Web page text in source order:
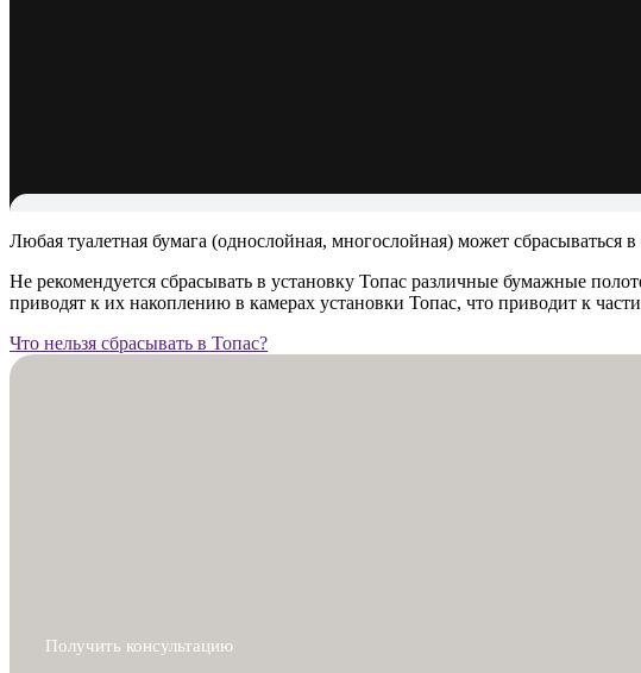
Любая туалетная бумага (однослойная, многослойная) может сбрасываться в
Не рекомендуется сбрасывать в установку Топас различные бумажные
приводят к их накоплению в камерах установки Топас, что приводит к
Что нельзя сбрасывать в Топас?
Получить консультацию